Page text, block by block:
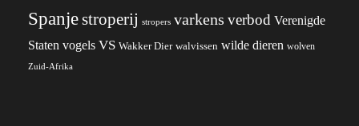
Spanjestroperij stropers varkens verbod Verenigde
Staten vogels VS Wakker Dier walvissen wilde dieren wolven
Zuid-Afrika